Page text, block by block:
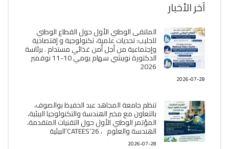
آخر الأخبار
الملتقى الوطني الأول حول القطاع الوطني
للحليب: تحديات علمية، تكنولوجية و إقتصادية
وإجتماعية من أجل أمن غذائي مستدام . برئاسة
الدكتورة نويشي سهام يومي 10-11 نوفمبر
2026
2026-07-28
تنظم جامعة المجاهد عبد الحفيظ بوالصوف،
بالتعاون مع مخبر الھندسة والتكنولوجيا البیئیة،
المؤتمر الوطني الأول حول التقنيات المتقدمة،
الھندسة والعلوم ، CATEES’26’البیئية
2026-07-28